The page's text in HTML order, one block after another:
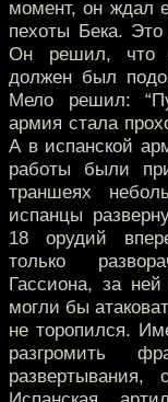
момент, он ждал
пехоты Бека. Это
Он решил, что
должен был
Мело решил:
армия стала
А в испанской
работы были
траншеях
испанцы
18 орудий
только
Гассиона, за
могли бы
не торопился.
разгромить